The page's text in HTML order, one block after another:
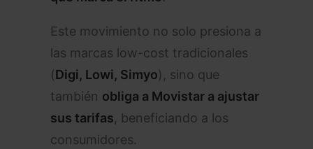
Este movimiento no solo presiona a
las marcas low-cost tradicionales
(Digi, Lowi, Simyo), sino que
también obliga a Movistar a ajustar
sus tarifas, beneficiando a los
consumidores.